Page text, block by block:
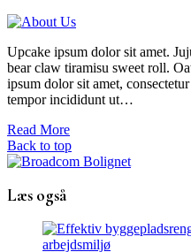
Upcake ipsum dolor sit amet.
bear claw tiramisu sweet roll.
ipsum dolor sit amet,
tempor incididunt ut…
Read More
Back to top
Læs også